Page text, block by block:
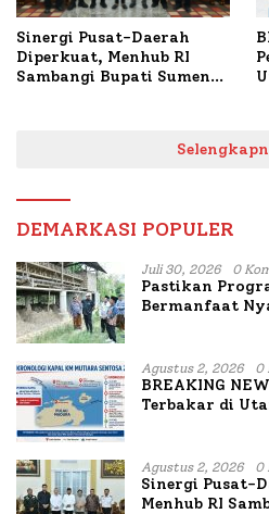
Sinergi Pusat-Daerah
Diperkuat, Menhub RI
Sambangi Bupati Sumenep
DEMARKASI POPULER
Juli 30, 2026 0
Pastikan
Bermanfaat
Bataal Timur
Agustus 2, 2026 0
BREAKING
Terbakar di
Agustus 2, 2026 0
Sinergi Pusat-
Menhub RI